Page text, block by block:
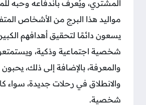
المشتري، ويُعرف باندفاعه وحبه
مواليد هذا البرج من الأشخاص
يسعون دائمًا لتحقيق أهدافهم
شخصية اجتماعية وذكية،
والمعرفة، بالإضافة إلى ذلك،
والانطلاق في رحلات جديدة، سواء
شخصية.